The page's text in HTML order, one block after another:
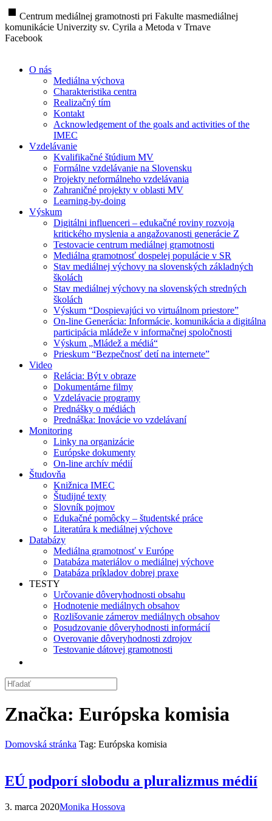
stop Centrum mediálnej gramotnosti pri Fakulte masmediálnej
komunikácie Univerzity sv. Cyrila a Metoda v Trnave
Facebook
O nás
Mediálna výchova
Charakteristika centra
Realizačný tím
Kontakt
Acknowledgement of the goals and activities of the
IMEC
Vzdelávanie
Kvalifikačné štúdium MV
Formálne vzdelávanie na Slovensku
Projekty neformálneho vzdelávania
Zahraničné projekty v oblasti MV
Learning-by-doing
Výskum
Digitálni influenceri – edukačné roviny rozvoja
kritického myslenia a angažovanosti generácie Z
Testovacie centrum mediálnej gramotnosti
Mediálna gramotnosť dospelej populácie v SR
Stav mediálnej výchovy na slovenských základných
školách
Stav mediálnej výchovy na slovenských stredných
školách
Výskum “Dospievajúci vo virtuálnom priestore”
On-line Generácia: Informácie, komunikácia a digitálna
participácia mládeže v informačnej spoločnosti
Výskum „Mládež a médiá“
Prieskum “Bezpečnosť detí na internete”
Video
Relácia: Být v obraze
Dokumentárne filmy
Vzdelávacie programy
Prednášky o médiách
Prednáška: Inovácie vo vzdelávaní
Monitoring
Linky na organizácie
Európske dokumenty
On-line archív médií
Študovňa
Knižnica IMEC
Študijné texty
Slovník pojmov
Edukačné pomôcky – študentské práce
Literatúra k mediálnej výchove
Databázy
Mediálna gramotnosť v Európe
Databáza materiálov o mediálnej výchove
Databáza príkladov dobrej praxe
TESTY
Určovanie dôveryhodnosti obsahu
Hodnotenie mediálnych obsahov
Rozlišovanie zámerov mediálnych obsahov
Posudzovanie dôveryhodnosti informácií
Overovanie dôveryhodnosti zdrojov
Testovanie dátovej gramotnosti
Značka: Európska komisia
Domovská stránka Tag: Európska komisia
EÚ podporí slobodu a pluralizmus médií
3. marca 2020Monika Hossova